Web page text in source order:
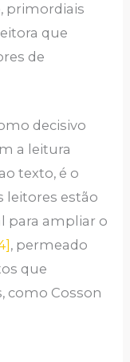
primordiais
que
de
decisivo
a leitura
texto, é o
leitores estão
para ampliar o
, permeado
que
como Cosson